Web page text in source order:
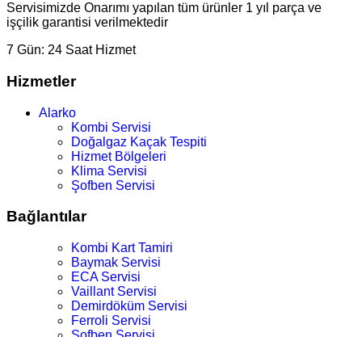
Servisimizde Onarımı yapılan tüm ürünler 1 yıl parça ve
işçilik garantisi verilmektedir
7 Gün: 24 Saat Hizmet
Hizmetler
Alarko
Kombi Servisi
Doğalgaz Kaçak Tespiti
Hizmet Bölgeleri
Klima Servisi
Şofben Servisi
Bağlantılar
Kombi Kart Tamiri
Baymak Servisi
ECA Servisi
Vaillant Servisi
Demirdöküm Servisi
Ferroli Servisi